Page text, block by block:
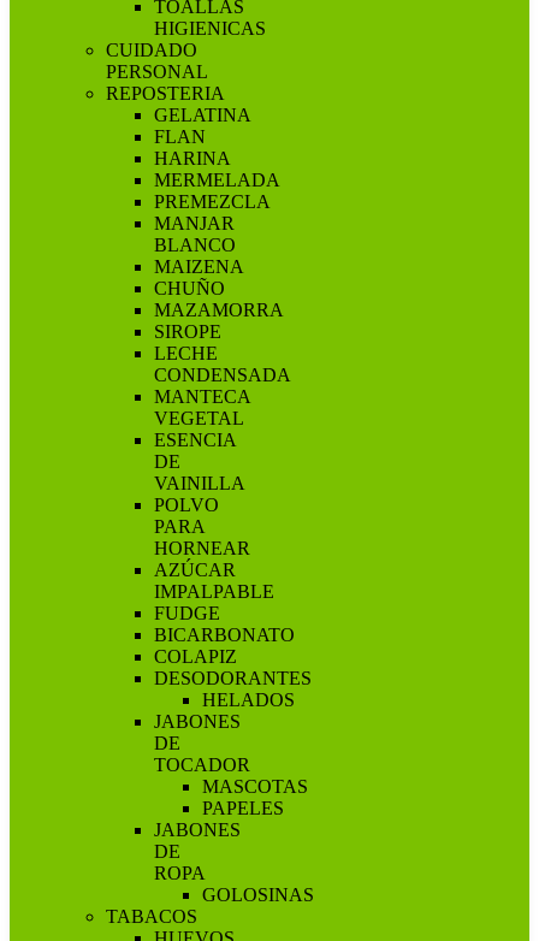
TOALLAS
HIGIENICAS
CUIDADO
PERSONAL
REPOSTERIA
GELATINA
FLAN
HARINA
MERMELADA
PREMEZCLA
MANJAR
BLANCO
MAIZENA
CHUÑO
MAZAMORRA
SIROPE
LECHE
CONDENSADA
MANTECA
VEGETAL
ESENCIA
DE
VAINILLA
POLVO
PARA
HORNEAR
AZÚCAR
IMPALPABLE
FUDGE
BICARBONATO
COLAPIZ
DESODORANTES
HELADOS
JABONES
DE
TOCADOR
MASCOTAS
PAPELES
JABONES
DE
ROPA
GOLOSINAS
TABACOS